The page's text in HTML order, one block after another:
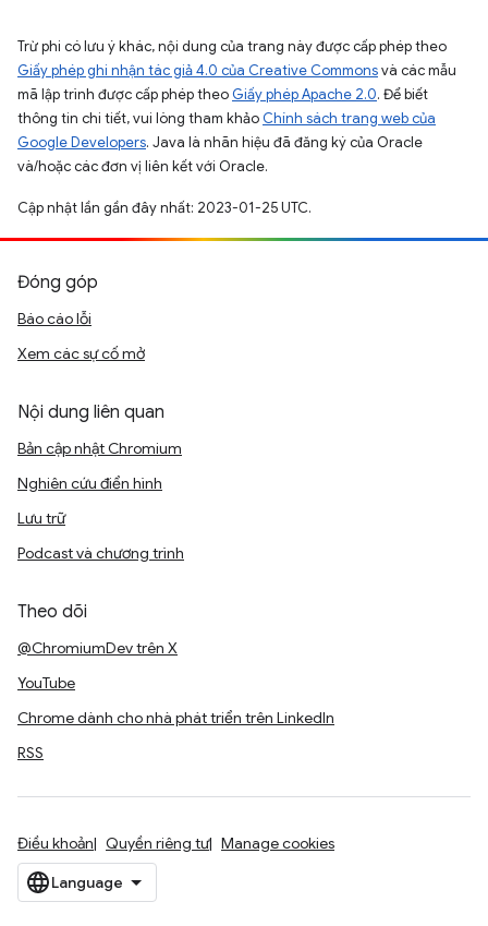
Trừ phi có lưu ý khác, nội dung của trang này được cấp phép theo
Giấy phép ghi nhận tác giả 4.0 của Creative Commonsvà các mẫu
mã lập trình được cấp phép theo Giấy phép Apache 2.0. Để biết
thông tin chi tiết, vui lòng tham khảo Chính sách trang web của
Google Developers. Java là nhãn hiệu đã đăng ký của Oracle
và/hoặc các đơn vị liên kết với Oracle.
Cập nhật lần gần đây nhất: 2023-01-25 UTC.
Đóng góp
Báo cáo lỗi
Xem các sự cố mở
Nội dung liên quan
Bản cập nhật Chromium
Nghiên cứu điển hình
Lưu trữ
Podcast và chương trình
Theo dõi
@ChromiumDev trên X
YouTube
Chrome dành cho nhà phát triển trên LinkedIn
RSS
Điều khoản Quyền riêng tư Manage cookies